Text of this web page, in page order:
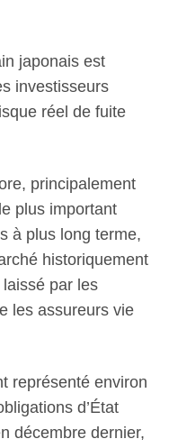
japonais est
investisseurs
réel de fuite
principalement
plus important
à plus long terme,
historiquement
par les
les assureurs vie
représenté environ
d’État
décembre dernier,